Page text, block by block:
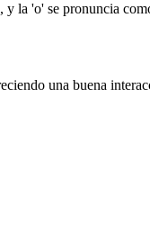
y la 'o' se pronuncia
una buena